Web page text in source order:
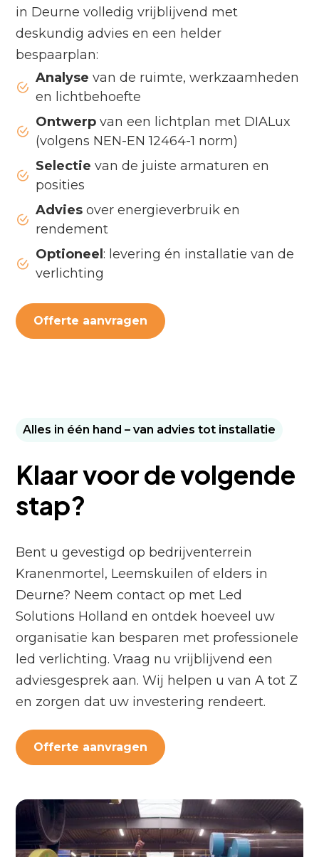
in Deurne volledig vrijblijvend met
deskundig advies en een helder
bespaarplan:
Analyse van de ruimte, werkzaamheden
en lichtbehoefte
Ontwerp van een lichtplan met DIALux
(volgens NEN-EN 12464-1 norm)
Selectie van de juiste armaturen en
posities
Advies over energieverbruik en
rendement
Optioneel : levering én installatie van de
verlichting
Offerte aanvragen
Alles in één hand – van advies tot installatie
Klaar voor de volgende
stap?
Bent u gevestigd op bedrijventerrein
Kranenmortel, Leemskuilen of elders in
Deurne? Neem contact op met Led
Solutions Holland en ontdek hoeveel uw
organisatie kan besparen met professionele
led verlichting. Vraag nu vrijblijvend een
adviesgesprek aan. Wij helpen u van A tot Z
en zorgen dat uw investering rendeert.
Offerte aanvragen